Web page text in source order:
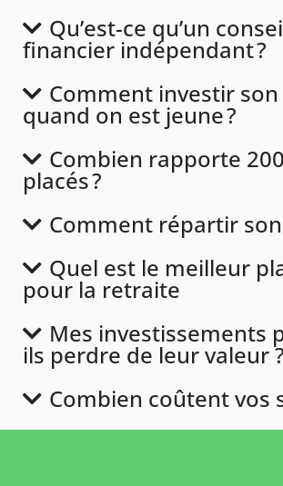
Qu’est-ce qu’un
financier indépendant ?
Comment investir
quand on est jeune ?
Combien rapporte
placés ?
Comment répartir
Quel est le meilleur
pour la retraite
Mes investissements
ils perdre de leur valeur ?
Combien coûtent vos